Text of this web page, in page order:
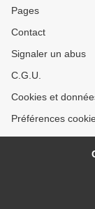
Pages
Contact
Signaler un abus
C.G.U.
Cookies et
Préférences